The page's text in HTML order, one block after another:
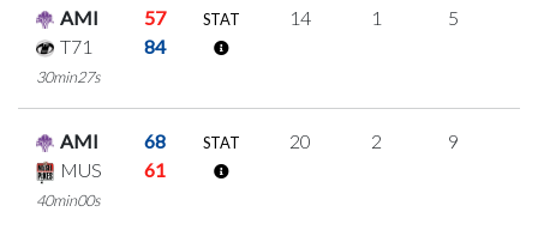
AMI
57
T71
84
30min27s
STAT 14 1 5
AMI
68
MUS
61
40min00s
STAT 20 2 9